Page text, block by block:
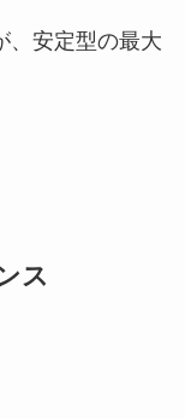
、安定型の最大
ス